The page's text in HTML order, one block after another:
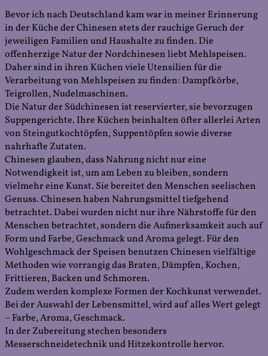
Bevor ich nach Deutschland kam war in meiner Erinnerung
in der Küche der Chinesen stets der rauchige Geruch der
jeweiligen Familien und Haushalte zu finden. Die
offenherzige Natur der Nordchinesen liebt Mehlspeisen.
Daher sind in ihren Küchen viele Utensilien für die
Verarbeitung von Mehlspeisen zu finden: Dampfkörbe,
Teigrollen, Nudelmaschinen.
Die Natur der Südchinesen ist reservierter, sie bevorzugen
Suppengerichte. Ihre Küchen beinhalten öfter allerlei Arten
von Steingutkochtöpfen, Suppentöpfen sowie diverse
nahrhafte Zutaten.
Chinesen glauben, dass Nahrung nicht nur eine
Notwendigkeit ist, um am Leben zu bleiben, sondern
vielmehr eine Kunst. Sie bereitet den Menschen seelischen
Genuss. Chinesen haben Nahrungsmittel tiefgehend
betrachtet. Dabei wurden nicht nur ihre Nährstoffe für den
Menschen betrachtet, sondern die Aufmerksamkeit auch auf
Form und Farbe, Geschmack und Aroma gelegt. Für den
Wohlgeschmack der Speisen benutzen Chinesen vielfältige
Methoden wie vorrangig das Braten, Dämpfen, Kochen,
Frittieren, Backen und Schmoren.
Zudem werden komplexe Formen der Kochkunst verwendet.
Bei der Auswahl der Lebensmittel, wird auf alles Wert gelegt
– Farbe, Aroma, Geschmack.
In der Zubereitung stechen besonders
Messerschneidetechnik und Hitzekontrolle hervor.